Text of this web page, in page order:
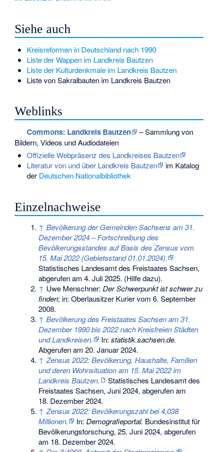
Siehe auch
Kreisreformen in Deutschland nach 1990
Liste der Wappen im Landkreis Bautzen
Liste der Kulturdenkmale im Landkreis Bautzen
Liste von Sakralbauten im Landkreis Bautzen
Weblinks
Commons: Landkreis Bautzen
– Sammlung von
Bildern, Videos und Audiodateien
Offizielle Webpräsenz des Landkreises Bautzen
Literatur von und über Landkreis Bautzen
im Katalog
der Deutschen Nationalbibliothek
Einzelnachweise
↑ Bevölkerung der Gemeinden Sachsens am 31.
Dezember 2024 – Fortschreibung des
Bevölkerungsstandes auf Basis des Zensus vom
15. Mai 2022 (Gebietsstand 01.01.2024).
Statistisches Landesamt des Freistaates Sachsen,
abgerufen am 4. Juli 2025. (Hilfe dazu).
↑ Uwe Menschner:Der Schwerpunkt ist schwer zu
finden; in: Oberlausitzer Kurier vom 6. September
2008.
↑ Bevölkerung des Freistaates Sachsen am 31.
Dezember 1990 bis 2022 nach Kreisfreien Städten
und Landkreisen.
In:statistik.sachsen.de.
Abgerufen am 20. Januar 2024.
↑ Zensus 2022: Bevölkerung, Haushalte, Familien
und deren Wohnsituation am 15. Mai 2022 im
Landkreis Bautzen.
Statistisches Landesamt des
Freistaates Sachsen, Juni 2024, abgerufen am
18. Dezember 2024.
↑ Zensus 2022: Bevölkerungszahl bei 4,038
Millionen.
In:Demografieportal. Bundesinstitut für
Bevölkerungsforschung, 25. Juni 2024, abgerufen
am 18. Dezember 2024.